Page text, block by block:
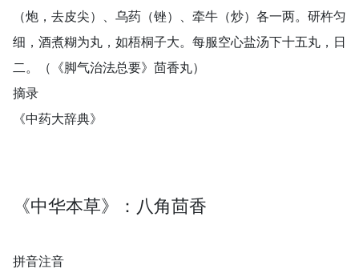
（炮，去皮尖）、乌药（锉）、牵牛（炒）各一两。研杵匀
细，酒煮糊为丸，如梧桐子大。每服空心盐汤下十五丸，日
二。（《脚气治法总要》茴香丸）
摘录
《中药大辞典》
《中华本草》：八角茴香
拼音注音